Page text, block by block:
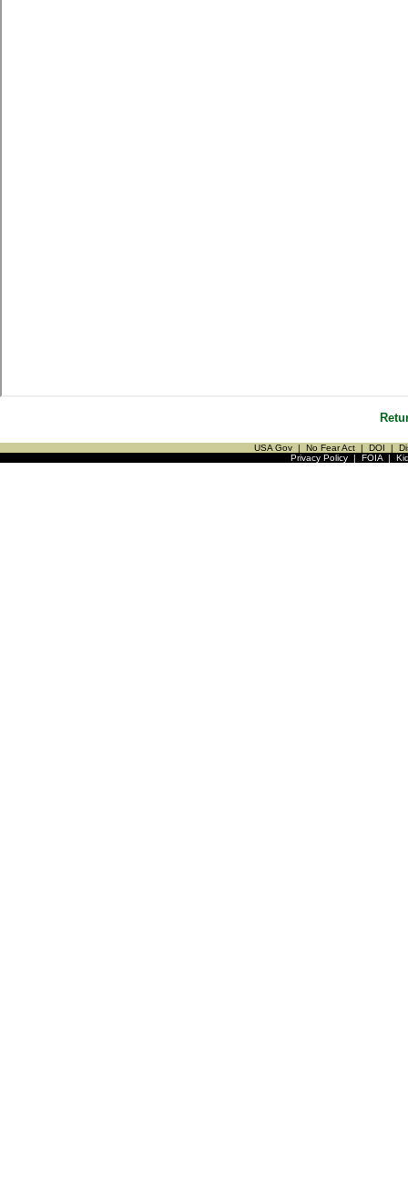
USA Gov | No Fear Act | DOI |
Privacy Policy| FOIA|